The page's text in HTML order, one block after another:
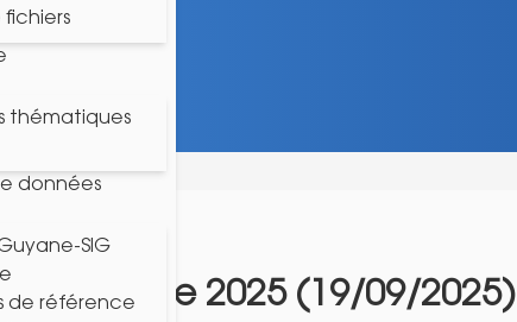
thématiques
données
SIG
de référence
Guyane 2025 (19/09/2025)